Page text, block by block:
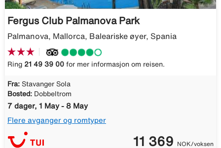
Fergus Club Palmanova Park
Palmanova, Mallorca, Baleariske øyer, Spania
Ring 21 49 39 00 for mer informasjon om reisen.
Fra: Stavanger Sola
Bosted: Dobbeltrom
7 dager, 1 May - 8 May
Flere avganger og romtyper
11 369 NOK/voksen